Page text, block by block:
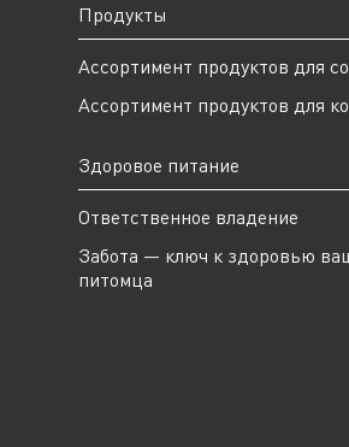
Продукты
Ассортимент продуктов для
Ассортимент продуктов для
Здоровое питание
Ответственное владение
Забота — ключ к здоровью
питомца